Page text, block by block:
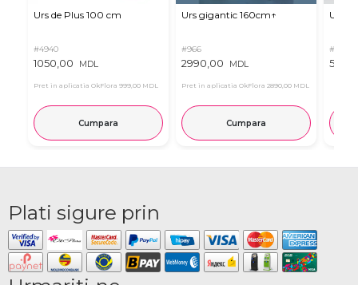
Urs de Plus 100 cm
#4940
1050,00 MDL
Pret in aplicatia OkFlora 999,00 MDL
Cumpara
Urs gigantic 160cm↑
#966
2990,00 MDL
Pret in aplicatia OkFlora 2890,00 MDL
Cumpara
Urs
#11
Plati sigure prin